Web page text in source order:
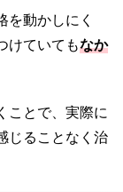
を動かしにく
けていてもなか
ことで、実際に
じることなく治